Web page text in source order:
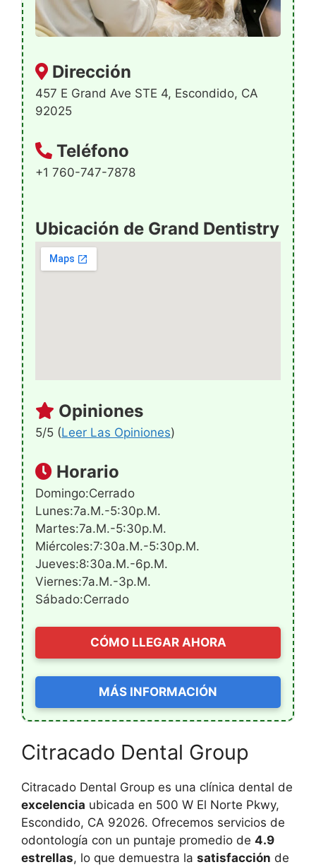
Dirección
457 E Grand Ave STE 4, Escondido, CA
92025
Teléfono
+1 760-747-7878
Ubicación de Grand Dentistry
Opiniones
5/5 (Leer Las Opiniones)
Horario
Domingo:Cerrado
Lunes:7a.m.-5:30p.m.
Martes:7a.m.-5:30p.m.
Miércoles:7:30a.m.-5:30p.m.
Jueves:8:30a.m.-6p.m.
Viernes:7a.m.-3p.m.
Sábado:Cerrado
CÓMO LLEGAR AHORA
MÁS INFORMACIÓN
Citracado Dental Group
Citracado Dental Group es una clínica dental de
excelencia ubicada en 500 W El Norte Pkwy,
Escondido, CA 92026. Ofrecemos servicios de
odontología con un puntaje promedio de 4.9
estrellas, lo que demuestra la satisfacción de